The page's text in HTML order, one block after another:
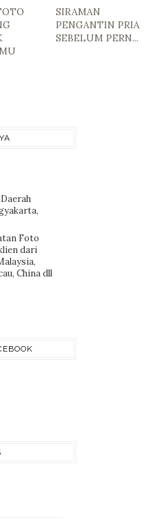
SIRAMAN
PENGANTIN PRIA
SEBELUM PERN...
Foto
dari
China dll